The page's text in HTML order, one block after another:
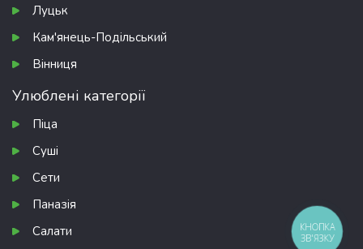
Луцьк
Кам'янець-Подільський
Вінниця
Улюблені категорії
Піца
Суші
Сети
Паназія
Салати
КНОПКА
ЗВ'ЯЗКУ